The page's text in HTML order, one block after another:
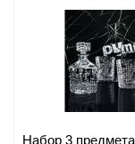
Набор 3